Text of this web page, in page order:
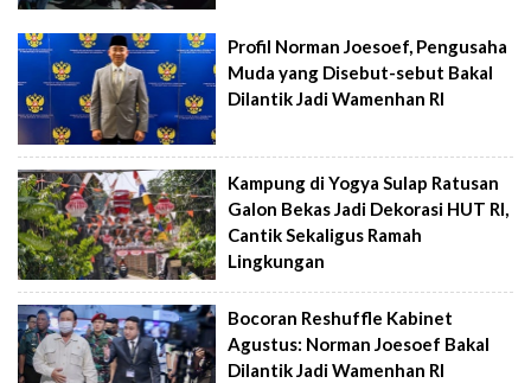
Profil Norman Joesoef, Pengusaha
Muda yang Disebut-sebut Bakal
Dilantik Jadi Wamenhan RI
Kampung di Yogya Sulap Ratusan
Galon Bekas Jadi Dekorasi HUT RI,
Cantik Sekaligus Ramah
Lingkungan
Bocoran Reshuffle Kabinet
Agustus: Norman Joesoef Bakal
Dilantik Jadi Wamenhan RI